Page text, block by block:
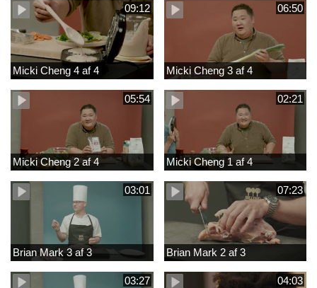
09:12
Micki Cheng 4 af 4
06:50
Micki Cheng 3 af 4
05:54
Micki Cheng 2 af 4
02:21
Micki Cheng 1 af 4
03:01
Brian Mark 3 af 3
07:23
Brian Mark 2 af 3
03:27 04:03